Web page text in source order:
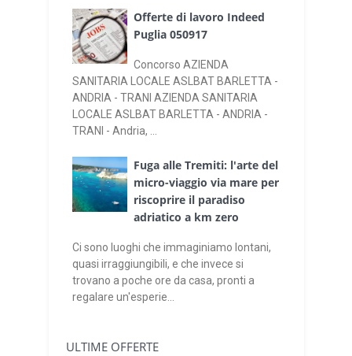
Offerte di lavoro Indeed
Puglia 050917
Concorso AZIENDA
SANITARIA LOCALE ASLBAT BARLETTA -
ANDRIA - TRANI AZIENDA SANITARIA
LOCALE ASLBAT BARLETTA - ANDRIA -
TRANI - Andria, ...
Fuga alle Tremiti: l'arte del
micro-viaggio via mare per
riscoprire il paradiso
adriatico a km zero
Ci sono luoghi che immaginiamo lontani,
quasi irraggiungibili, e che invece si
trovano a poche ore da casa, pronti a
regalare un'esperie...
ULTIME OFFERTE